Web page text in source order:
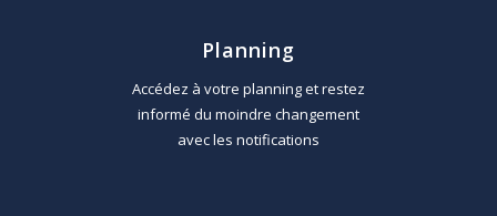
Planning
Accédez à votre planning et restez
informé du moindre changement
avec les notifications